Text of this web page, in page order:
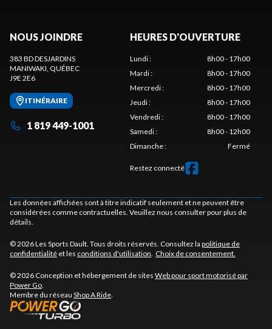
NOUS JOINDRE
383 BD DESJARDINS
MANIWAKI , QUÉBEC
J9E 2E6
ITINÉRAIRE
1 819 449-1001
HEURES D'OUVERTURE
Lundi:
8h00 - 17h00
Mardi:
8h00 - 17h00
Mercredi:
8h00 - 17h00
Jeudi:
8h00 - 17h00
Vendredi:
8h00 - 17h00
Samedi:
8h00 - 12h00
Dimanche: Fermé
Restez connecté
Les données affichées sont à titre indicatif seulement et ne peuvent être
considérées comme contractuelles. Veuillez nous consulter pour plus de
détails.
© 2026 Les Sports Dault. Tous droits réservés. Consultez la politique de
confidentialité et les conditions d'utilisation Choix de consentement.
© 2026 Conception et hébergement de sites Web pour sport motorisé par
Power Go
Membre du réseau Shop A Ride